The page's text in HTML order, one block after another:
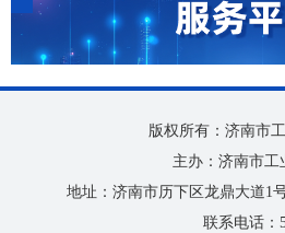
版权所有：济南市
主办：济南市工
地址：济南市历下区龙鼎大道1
联系电话：